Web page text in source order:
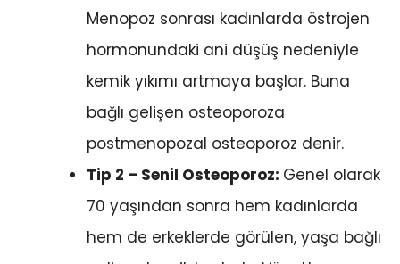
Menopoz sonrası kadınlarda östrojen
hormonundaki ani düşüş nedeniyle
kemik yıkımı artmaya başlar. Buna
bağlı gelişen osteoporoza
postmenopozal osteoporoz denir.
Tip 2 – Senil Osteoporoz: Genel olarak
70 yaşından sonra hem kadınlarda
hem de erkeklerde görülen, yaşa bağlı